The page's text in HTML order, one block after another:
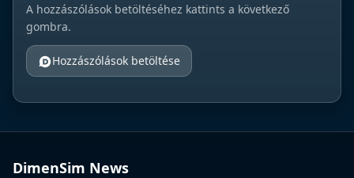
A hozzászólások betöltéséhez kattints a következő
gombra.
Hozzászólások betöltése
DimenSim News